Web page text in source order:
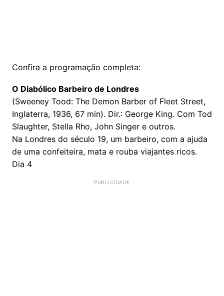
Confira a programação completa:
O Diabólico Barbeiro de Londres
(Sweeney Tood: The Demon Barber of Fleet Street,
Inglaterra, 1936, 67 min). Dir.: George King. Com Tod
Slaughter, Stella Rho, John Singer e outros.
Na Londres do século 19, um barbeiro, com a ajuda
de uma confeiteira, mata e rouba viajantes ricos.
Dia 4